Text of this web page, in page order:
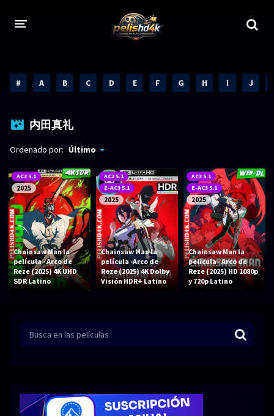
1080p 1080p Full HD
2160p 4K HDR
2160p REMUX 4K
720p
h265 HEVC 1080p REMUX
Bluray Completos
GÉNEROS
Acción Animación
Comedia Crimen
Terror
Fantástico Romance
# A B C D E F G H I J
内田真礼
Ordenado por: Último
AC3 5.1
2025
Chainsaw Man la
película - Arco de
Reze (2025) 4K UHD
SDR Latino
AC3 5.1
E-AC3 5.1
2025
Chainsaw Man la
película -Arco de
Reze (2025) 4K Dolby
Visión HDR+ Latino
AC3 5.1
E-AC3 5.1
2025
Chainsaw Man la
película - Arco de
Reze (2025) HD 1080p
y 720p Latino